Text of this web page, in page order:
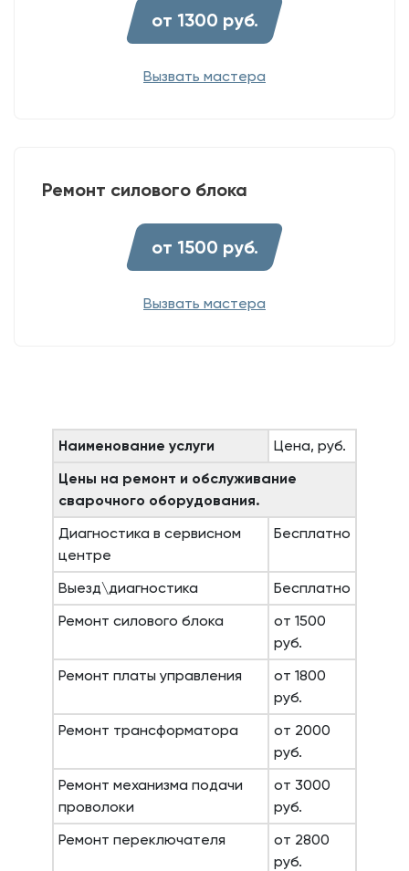
от 1300 руб.
Вызвать мастера
Ремонт силового блока
от 1500 руб.
Вызвать мастера
Наименование услуги
Цена, руб.
Цены на ремонт и обслуживание
сварочного оборудования.
Диагностика в сервисном
центре
Бесплатно
Выезд\диагностика
Бесплатно
Ремонт силового блока
от 1500
руб.
Ремонт платы управления
от 1800
руб.
Ремонт трансформатора
от 2000
руб.
Ремонт механизма подачи
проволоки
от 3000
руб.
Ремонт переключателя
от 2800
руб.